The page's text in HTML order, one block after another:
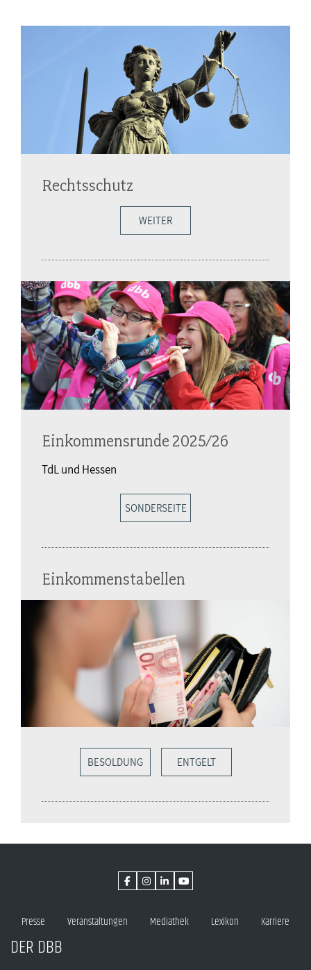
Rechtsschutz
WEITER
Einkommensrunde 2025/26
TdL und Hessen
SONDERSEITE
Einkommenstabellen
BESOLDUNG ENTGELT
Presse Veranstaltungen Mediathek Lexikon Karriere
DER DBB